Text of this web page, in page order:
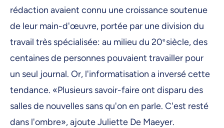
rédaction avaient connu une croissance soutenue
de leur main-d'œuvre, portée par une division du
travail très spécialisée: au milieu du 20e siècle, des
centaines de personnes pouvaient travailler pour
un seul journal. Or, l'informatisation a inversé cette
tendance. «Plusieurs savoir-faire ont disparu des
salles de nouvelles sans qu'on en parle. C'est resté
dans l'ombre», ajoute Juliette De Maeyer.